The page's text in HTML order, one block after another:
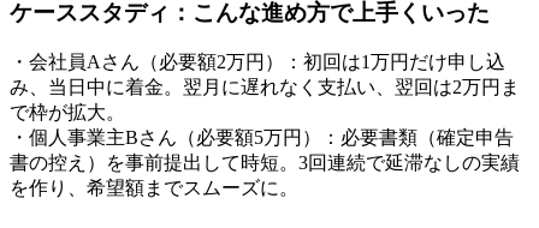
ケーススタディ：こんな進め方で上手くいった
・会社員Aさん（必要額2万円）：初回は1万円だけ申し込
み、当日中に着金。翌月に遅れなく支払い、翌回は2万円ま
で枠が拡大。
・個人事業主Bさん（必要額5万円）：必要書類（確定申告
書の控え）を事前提出して時短。3回連続で延滞なしの実績
を作り、希望額までスムーズに。